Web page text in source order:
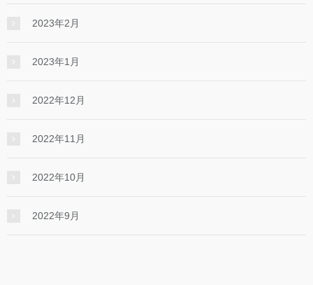
2023年2月
2023年1月
2022年12月
2022年11月
2022年10月
2022年9月